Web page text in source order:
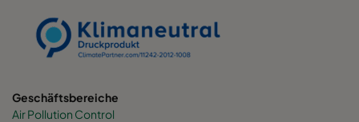
Geschäftsbereiche
Air Pollution Control